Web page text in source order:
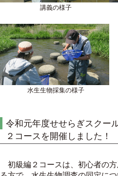
講義の様子
水生生物採集の様子
令和元年度せせらぎスク
２コースを開催しました！
初級編２コースは、初心者の